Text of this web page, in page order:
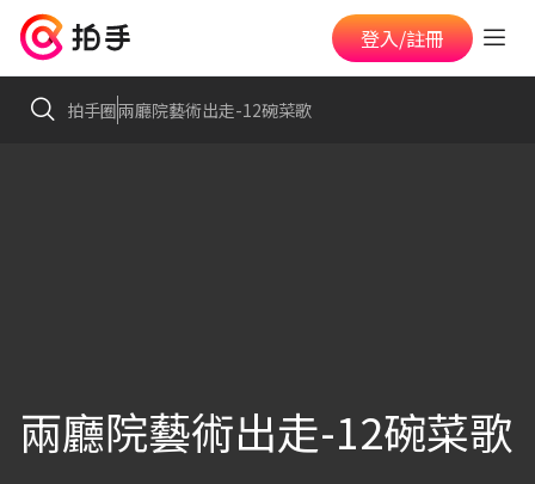
登入/註冊
拍手圈兩廳院藝術出走-12碗菜歌
兩廳院藝術出走-12碗菜歌